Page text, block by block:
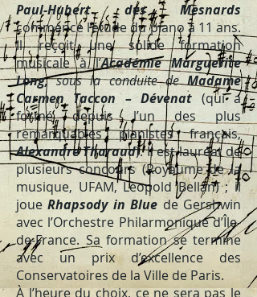
Paul-Hubert des Mesnards
commence l’étude du piano à 11 ans.
Il reçoit une solide formation
musicale à l’Académie Marguerite
Long,sous la conduite deMadame
Carmen Taccon – Dévenat (qui a
formé depuis l’un des plus
remarquables pianistes français,
Alexandre Tharaud). Il est lauréat de
plusieurs concours (Royaume de la
musique, UFAM, Léopold Bellan) ; il
joueRhapsody in Blue de Gershwin
avec l’Orchestre Philarmonique d’Île-
de-France. Sa formation se termine
avec un prix d’excellence des
Conservatoires de la Ville de Paris.
À l’heure du choix, ce ne sera pas le